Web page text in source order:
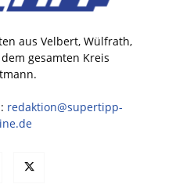
aus Velbert, Wülfrath,
gesamten Kreis
redaktion@supertipp-